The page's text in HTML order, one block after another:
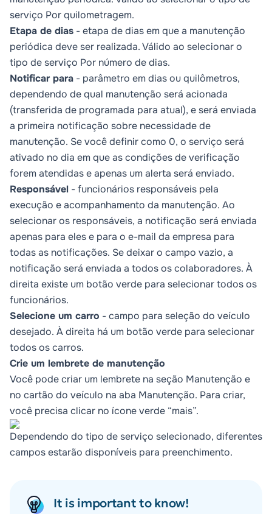
serviço Por quilometragem.
Etapa de dias - etapa de dias em que a manutenção
periódica deve ser realizada. Válido ao selecionar o
tipo de serviço Por número de dias.
Notificar para - parâmetro em dias ou quilômetros,
dependendo de qual manutenção será acionada
(transferida de programada para atual), e será enviada
a primeira notificação sobre necessidade de
manutenção. Se você definir como 0, o serviço será
ativado no dia em que as condições de verificação
forem atendidas e apenas um alerta será enviado.
Responsável - funcionários responsáveis pela
execução e acompanhamento da manutenção. Ao
selecionar os responsáveis, a notificação será enviada
apenas para eles e para o e-mail da empresa para
todas as notificações. Se deixar o campo vazio, a
notificação será enviada a todos os colaboradores. À
direita existe um botão verde para selecionar todos os
funcionários.
Selecione um carro - campo para seleção do veículo
desejado. À direita há um botão verde para selecionar
todos os carros.
Crie um lembrete de manutenção
Você pode criar um lembrete na seção Manutenção e
no cartão do veículo na aba Manutenção. Para criar,
você precisa clicar no ícone verde “mais”.
Dependendo do tipo de serviço selecionado, diferentes
campos estarão disponíveis para preenchimento.
It is important to know!